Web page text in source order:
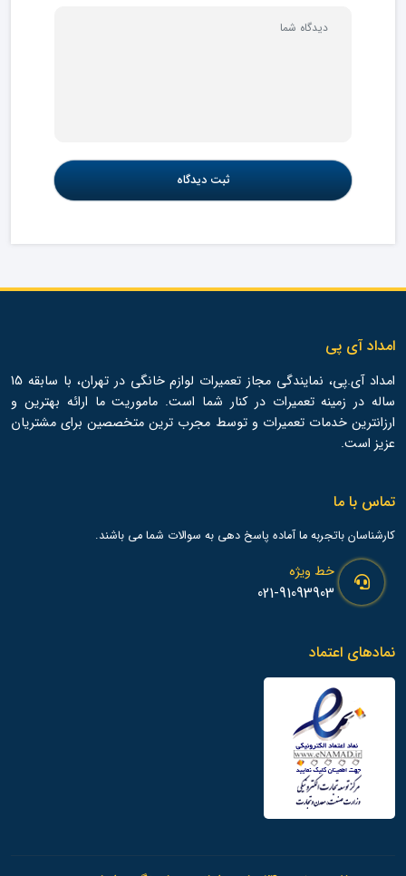
امداد آی پی
امداد آی.پی، نمایندگی مجاز تعمیرات لوازم خانگی در تهران، با سابقه 15
ساله در زمینه تعمیرات در کنار شما است. ماموریت ما ارائه بهترین و
ارزانترین خدمات تعمیرات و توسط مجرب ترین متخصصین برای مشتریان
عزیز است.
تماس با ما
کارشناسان باتجربه ما آماده پاسخ دهی به سوالات شما می باشند.
خط ویژه
021-91093903
نمادهای اعتماد